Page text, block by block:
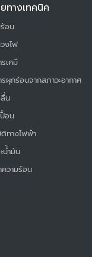
ทางเทคนิค
อน
งไฟ
เคมี
ผุกร่อนจากสภาวะอากาศ
น
อน
ทางไฟฟ้า
น้ำมัน
ความร้อน